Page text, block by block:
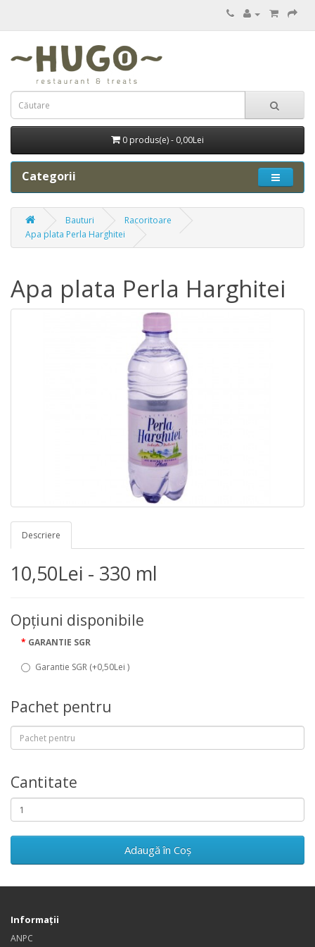
0 produs(e) - 0,00Lei
Categorii
Bauturi
Racoritoare
Apa plata Perla Harghitei
Apa plata Perla Harghitei
Descriere
10,50Lei - 330 ml
Opţiuni disponibile
GARANTIE SGR
Garantie SGR (+0,50Lei )
Pachet pentru
Cantitate
Adaugă în Coş
Informaţii
ANPC